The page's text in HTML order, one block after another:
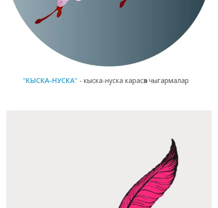
"КЫСКА-НУСКА" - кыска-нуска карасөз чыгармалар